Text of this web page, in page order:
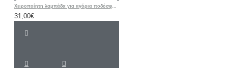
Χειροποίητη λαμπάδα για αγόρια ποδόσφαιρο -φανέλα ΑΕΚ με όνομα και νούμερο
31,00€